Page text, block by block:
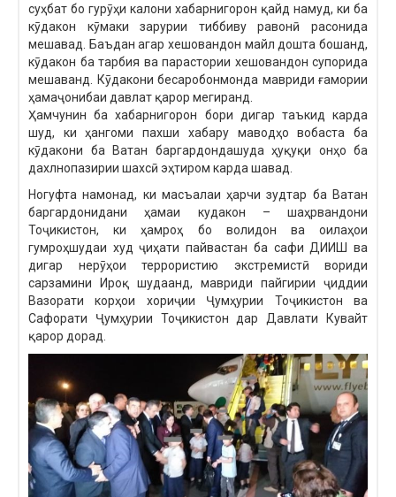
суҳбат бо гурӯҳи калони хабарнигорон қайд намуд, ки ба
кӯдакон кӯмаки зарурии тиббиву равонӣ расонида
мешавад. Баъдан агар хешовандон майл дошта бошанд,
кӯдакон ба тарбия ва парастории хешовандон супорида
мешаванд. Кӯдакони бесаробонмонда мавриди ғамории
ҳамаҷонибаи давлат қарор мегиранд.
Ҳамчунин ба хабарнигорон бори дигар таъкид карда
шуд, ки ҳангоми пахши хабару маводҳо вобаста ба
кӯдакони ба Ватан баргардондашуда ҳуқуқи онҳо ба
дахлнопазирии шахсӣ эҳтиром карда шавад.
Ногуфта намонад, ки масъалаи ҳарчи зудтар ба Ватан
баргардонидани ҳамаи кудакон – шаҳрвандони
Тоҷикистон, ки ҳамроҳ бо волидон ва оилаҳои
гумроҳшудаи худ ҷиҳати пайвастан ба сафи ДИИШ ва
дигар нерӯҳои террористию экстремистӣ вориди
сарзамини Ироқ шудаанд, мавриди пайгирии ҷиддии
Вазорати корҳои хориҷии Ҷумҳурии Тоҷикистон ва
Сафорати Ҷумҳурии Тоҷикистон дар Давлати Кувайт
қарор дорад.